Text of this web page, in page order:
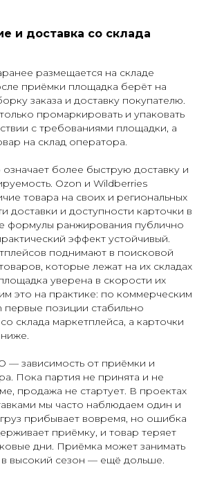
и доставка со склада
размещается на складе
приёмки площадка берёт на
заказа и доставку покупателю.
промаркировать и упаковать
с требованиями площадки, а
на склад оператора.
более быструю доставку и
Ozon и Wildberries
товара на своих и региональных
доставки и доступности карточки в
формулы ранжирования публично
эффект устойчивый.
поднимают в поисковой
которые лежат на их складах
уверена в скорости их
это на практике: по коммерческим
первые позиции стабильно
склада маркетплейса, а карточки
— зависимость от приёмки и
Пока партия не принята и не
продажа не стартует. В проектах
мы часто наблюдаем один и
прибывает вовремя, но ошибка
приёмку, и товар теряет
дни. Приёмка может занимать
в высокий сезон — ещё дольше.